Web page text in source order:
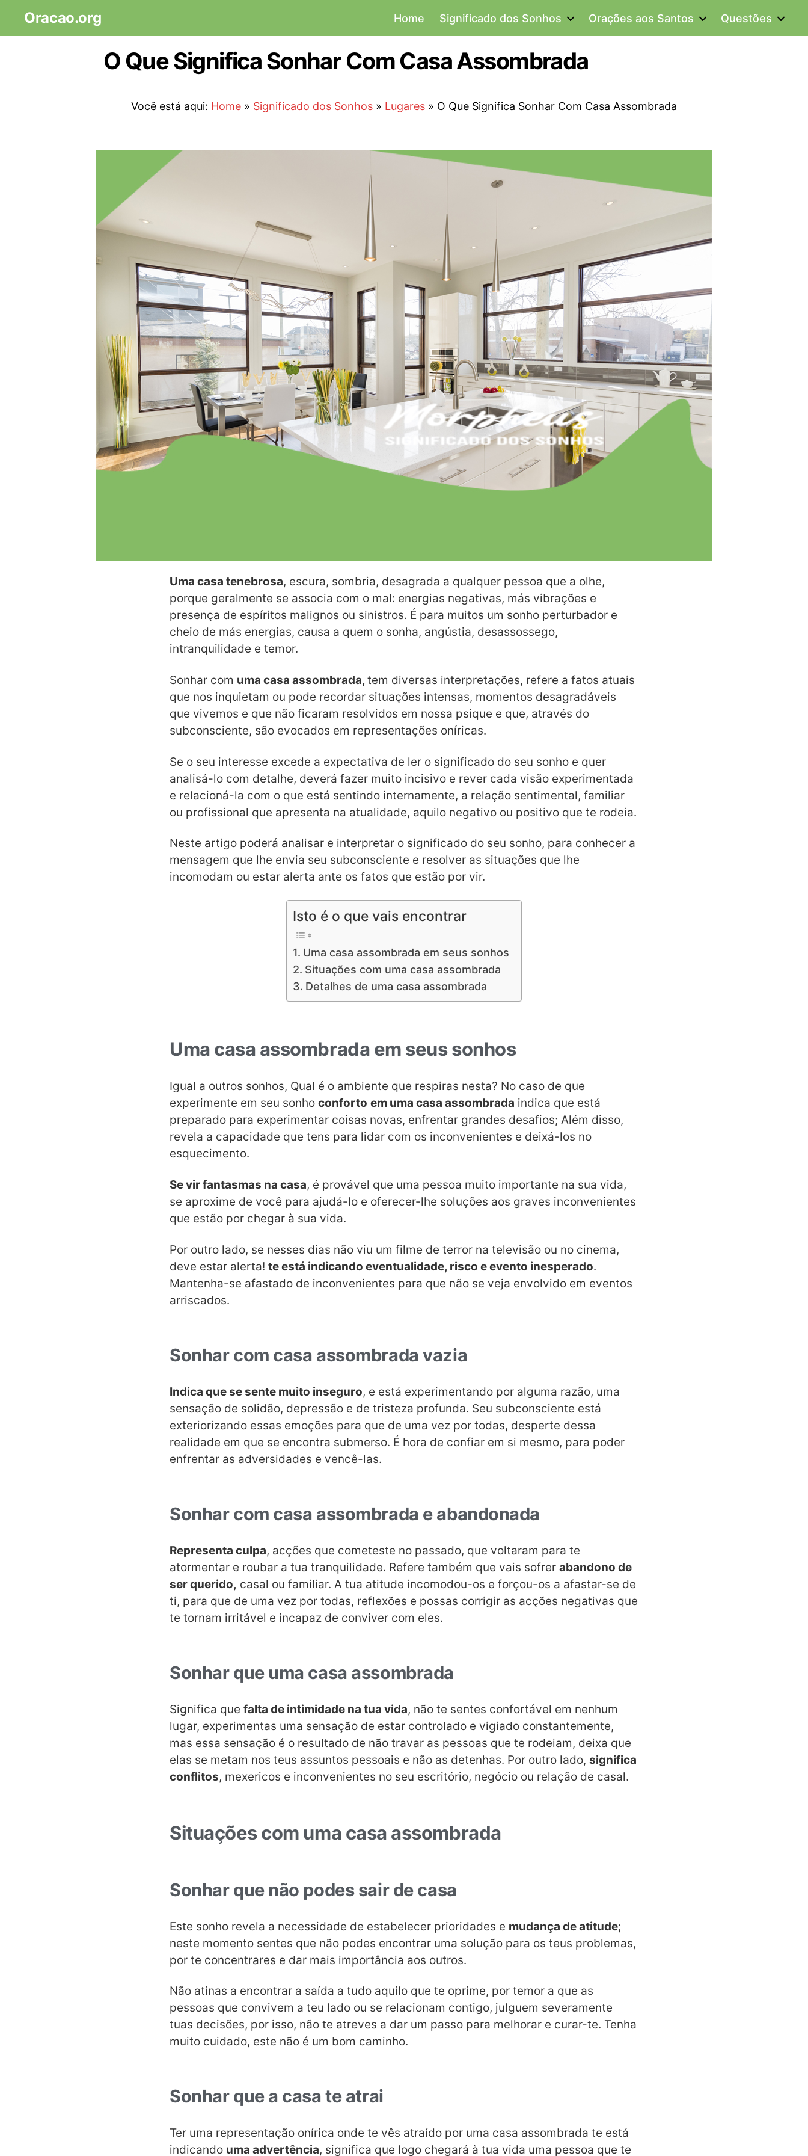
Oracao.org Home Significado dos Sonhos Orações aos Santos Questões
O Que Significa Sonhar Com Casa Assombrada
Você está aqui: Home » Significado dos Sonhos » Lugares » O Que Significa Sonhar Com Casa Assombrada
Uma casa tenebrosa, escura, sombria, desagrada a qualquer pessoa que a olhe,
porque geralmente se associa com o mal: energias negativas, más vibrações e
presença de espíritos malignos ou sinistros. É para muitos um sonho perturbador e
cheio de más energias, causa a quem o sonha, angústia, desassossego,
intranquilidade e temor.
Sonhar com uma casa assombrada,tem diversas interpretações, refere a fatos atuais
que nos inquietam ou pode recordar situações intensas, momentos desagradáveis
que vivemos e que não ficaram resolvidos em nossa psique e que, através do
subconsciente, são evocados em representações oníricas.
Se o seu interesse excede a expectativa de ler o significado do seu sonho e quer
analisá-lo com detalhe, deverá fazer muito incisivo e rever cada visão experimentada
e relacioná-la com o que está sentindo internamente, a relação sentimental, familiar
ou profissional que apresenta na atualidade, aquilo negativo ou positivo que te rodeia.
Neste artigo poderá analisar e interpretar o significado do seu sonho, para conhecer a
mensagem que lhe envia seu subconsciente e resolver as situações que lhe
incomodam ou estar alerta ante os fatos que estão por vir.
Isto é o que vais encontrar
Uma casa assombrada em seus sonhos
Situações com uma casa assombrada
Detalhes de uma casa assombrada
Uma casa assombrada em seus sonhos
Igual a outros sonhos, Qual é o ambiente que respiras nesta? No caso de que
experimente em seu sonho conforto em uma casa assombrada indica que está
preparado para experimentar coisas novas, enfrentar grandes desafios; Além disso,
revela a capacidade que tens para lidar com os inconvenientes e deixá-los no
esquecimento.
Se vir fantasmas na casa, é provável que uma pessoa muito importante na sua vida,
se aproxime de você para ajudá-lo e oferecer-lhe soluções aos graves inconvenientes
que estão por chegar à sua vida.
Por outro lado, se nesses dias não viu um filme de terror na televisão ou no cinema,
deve estar alerta! te está indicando eventualidade, risco e evento inesperado.
Mantenha-se afastado de inconvenientes para que não se veja envolvido em eventos
arriscados.
Sonhar com casa assombrada vazia
Indica que se sente muito inseguro, e está experimentando por alguma razão, uma
sensação de solidão, depressão e de tristeza profunda. Seu subconsciente está
exteriorizando essas emoções para que de uma vez por todas, desperte dessa
realidade em que se encontra submerso. É hora de confiar em si mesmo, para poder
enfrentar as adversidades e vencê-las.
Sonhar com casa assombrada e abandonada
Representa culpa, acções que cometeste no passado, que voltaram para te
atormentar e roubar a tua tranquilidade. Refere também que vais sofrer abandono de
ser querido, casal ou familiar. A tua atitude incomodou-os e forçou-os a afastar-se de
ti, para que de uma vez por todas, reflexões e possas corrigir as acções negativas que
te tornam irritável e incapaz de conviver com eles.
Sonhar que uma casa assombrada
Significa que falta de intimidade na tua vida, não te sentes confortável em nenhum
lugar, experimentas uma sensação de estar controlado e vigiado constantemente,
mas essa sensação é o resultado de não travar as pessoas que te rodeiam, deixa que
elas se metam nos teus assuntos pessoais e não as detenhas. Por outro lado, significa
conflitos, mexericos e inconvenientes no seu escritório, negócio ou relação de casal.
Situações com uma casa assombrada
Sonhar que não podes sair de casa
Este sonho revela a necessidade de estabelecer prioridades e mudança de atitude;
neste momento sentes que não podes encontrar uma solução para os teus problemas,
por te concentrares e dar mais importância aos outros.
Não atinas a encontrar a saída a tudo aquilo que te oprime, por temor a que as
pessoas que convivem a teu lado ou se relacionam contigo, julguem severamente
tuas decisões, por isso, não te atreves a dar um passo para melhorar e curar-te. Tenha
muito cuidado, este não é um bom caminho.
Sonhar que a casa te atrai
Ter uma representação onírica onde te vês atraído por uma casa assombrada te está
indicando uma advertência, significa que logo chegará à tua vida uma pessoa que te